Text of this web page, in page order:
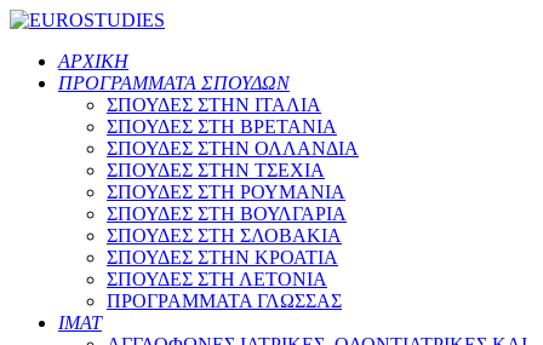
ΑΡΧΙΚΗ
ΠΡΟΓΡΑΜΜΑΤΑ ΣΠΟΥΔΩΝ
ΣΠΟΥΔΕΣ ΣΤΗΝ ΙΤΑΛΙΑ
ΣΠΟΥΔΕΣ ΣΤΗ ΒΡΕΤΑΝΙΑ
ΣΠΟΥΔΕΣ ΣΤΗΝ ΟΛΛΑΝΔΙΑ
ΣΠΟΥΔΕΣ ΣΤΗΝ ΤΣΕΧΙΑ
ΣΠΟΥΔΕΣ ΣΤΗ ΡΟΥΜΑΝΙΑ
ΣΠΟΥΔΕΣ ΣΤΗ ΒΟΥΛΓΑΡΙΑ
ΣΠΟΥΔΕΣ ΣΤΗ ΣΛΟΒΑΚΙΑ
ΣΠΟΥΔΕΣ ΣΤΗΝ ΚΡΟΑΤΙΑ
ΣΠΟΥΔΕΣ ΣΤΗ ΛΕΤΟΝΙΑ
ΠΡΟΓΡΑΜΜΑΤΑ ΓΛΩΣΣΑΣ
ΙΜΑΤ